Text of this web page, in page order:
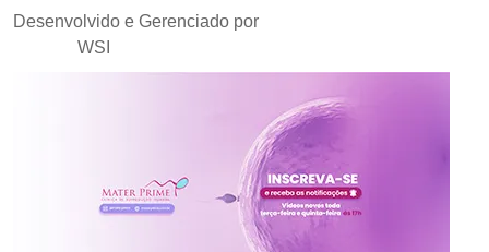
Desenvolvido e Gerenciado por
WSI